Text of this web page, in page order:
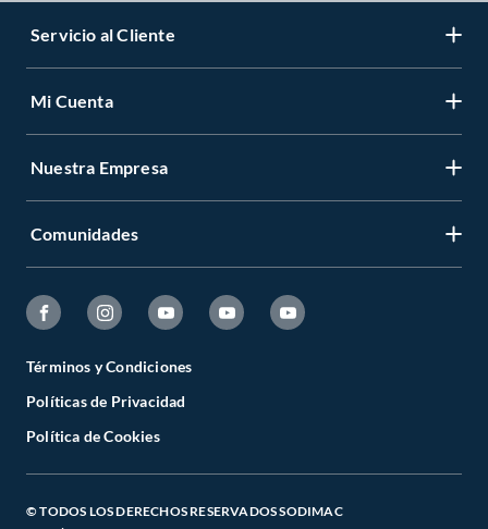
Servicio al Cliente
Mi Cuenta
Nuestra Empresa
Comunidades
Términos y Condiciones
Políticas de Privacidad
Política de Cookies
© TODOS LOS DERECHOS RESERVADOS SODIMAC